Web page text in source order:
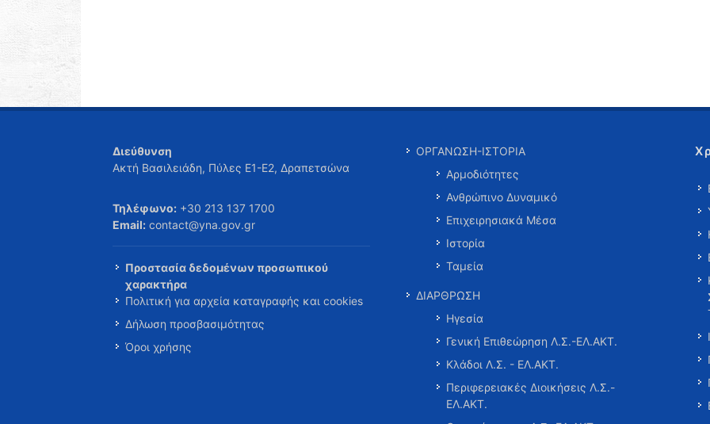
Διεύθυνση
Ακτή Βασιλειάδη, Πύλες Ε1-Ε2, Δραπετσώνα
Τηλέφωνο: +30 213 137 1700
Email: contact@yna.gov.gr
Προστασία δεδομένων προσωπικού
χαρακτήρα
Πολιτική για αρχεία καταγραφής και cookies
Δήλωση προσβασιμότητας
Όροι χρήσης
ΟΡΓΑΝΩΣΗ-ΙΣΤΟΡΙΑ
Αρμοδιότητες
Ανθρώπινο Δυναμικό
Επιχειρησιακά Μέσα
Ιστορία
Ταμεία
ΔΙΑΡΘΡΩΣΗ
Ηγεσία
Γενική Επιθεώρηση Λ.Σ.-ΕΛ.ΑΚΤ.
Κλάδοι Λ.Σ. - ΕΛ.ΑΚΤ.
Περιφερειακές Διοικήσεις Λ.Σ.-
ΕΛ.ΑΚΤ.